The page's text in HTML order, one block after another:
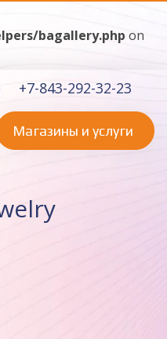
bagallery.php on
+7-843-292-32-23
Магазины и услуги